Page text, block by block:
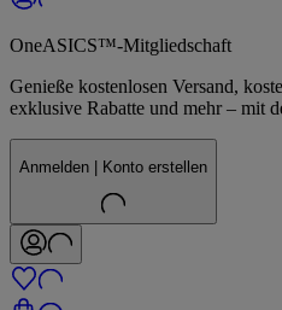
OneASICS™-Mitgliedschaft
Genieße kostenlosen Versand,
exklusive Rabatte und mehr – mit
Anmelden | Konto erstellen